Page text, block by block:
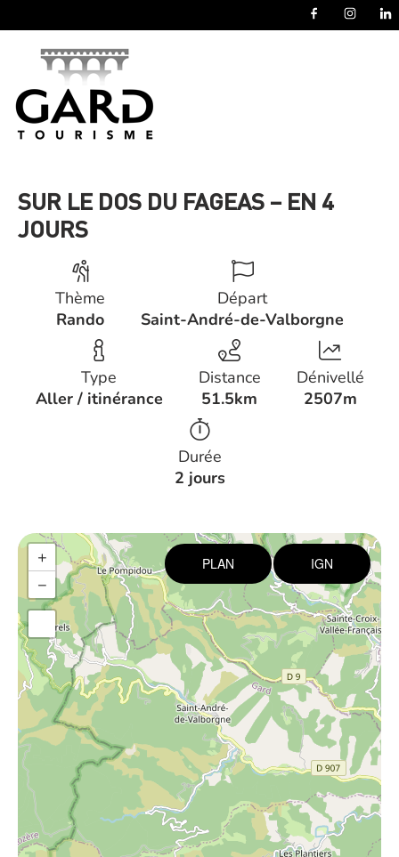
SUR LE DOS DU FAGEAS – EN 4
JOURS
Thème
Rando
Départ
Saint-André-de-Valborgne
Type
Aller / itinérance
Distance
51.5km
Dénivellé
2507m
Durée
2 jours
+
−
PLAN IGN